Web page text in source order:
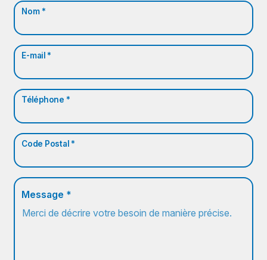
Nom *
E-mail *
Téléphone *
Code Postal *
Message *